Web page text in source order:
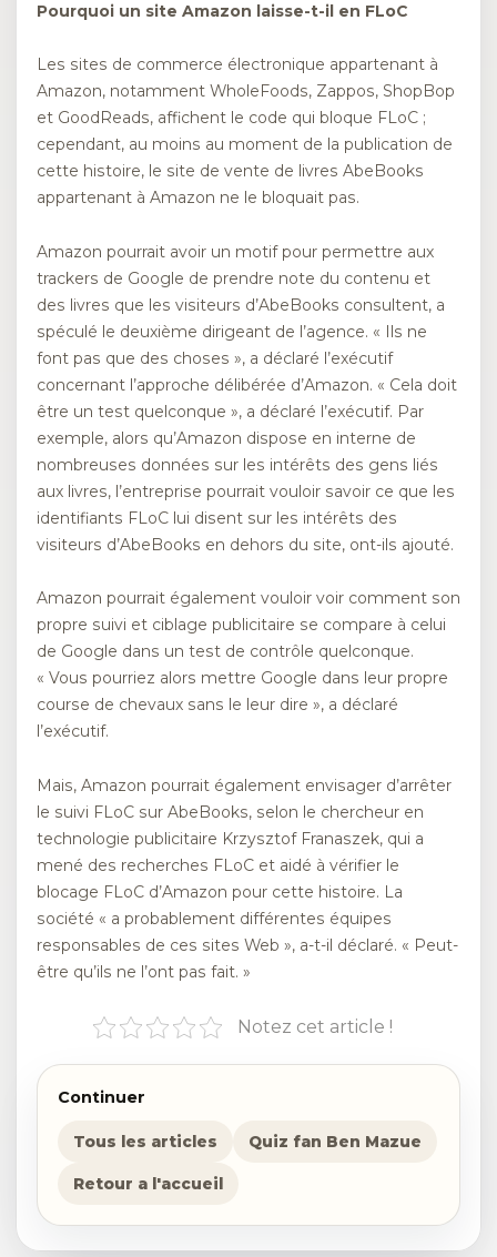
Pourquoi un site Amazon laisse-t-il en FLoC
Les sites de commerce électronique appartenant à
Amazon, notamment WholeFoods, Zappos, ShopBop
et GoodReads, affichent le code qui bloque FLoC ;
cependant, au moins au moment de la publication de
cette histoire, le site de vente de livres AbeBooks
appartenant à Amazon ne le bloquait pas.
Amazon pourrait avoir un motif pour permettre aux
trackers de Google de prendre note du contenu et
des livres que les visiteurs d’AbeBooks consultent, a
spéculé le deuxième dirigeant de l’agence. « Ils ne
font pas que des choses », a déclaré l’exécutif
concernant l’approche délibérée d’Amazon. « Cela doit
être un test quelconque », a déclaré l’exécutif. Par
exemple, alors qu’Amazon dispose en interne de
nombreuses données sur les intérêts des gens liés
aux livres, l’entreprise pourrait vouloir savoir ce que les
identifiants FLoC lui disent sur les intérêts des
visiteurs d’AbeBooks en dehors du site, ont-ils ajouté.
Amazon pourrait également vouloir voir comment son
propre suivi et ciblage publicitaire se compare à celui
de Google dans un test de contrôle quelconque.
« Vous pourriez alors mettre Google dans leur propre
course de chevaux sans le leur dire », a déclaré
l’exécutif.
Mais, Amazon pourrait également envisager d’arrêter
le suivi FLoC sur AbeBooks, selon le chercheur en
technologie publicitaire Krzysztof Franaszek, qui a
mené des recherches FLoC et aidé à vérifier le
blocage FLoC d’Amazon pour cette histoire. La
société « a probablement différentes équipes
responsables de ces sites Web », a-t-il déclaré. « Peut-
être qu’ils ne l’ont pas fait. »
Notez cet article !
Continuer
Tous les articles Quiz fan Ben Mazue
Retour a l'accueil